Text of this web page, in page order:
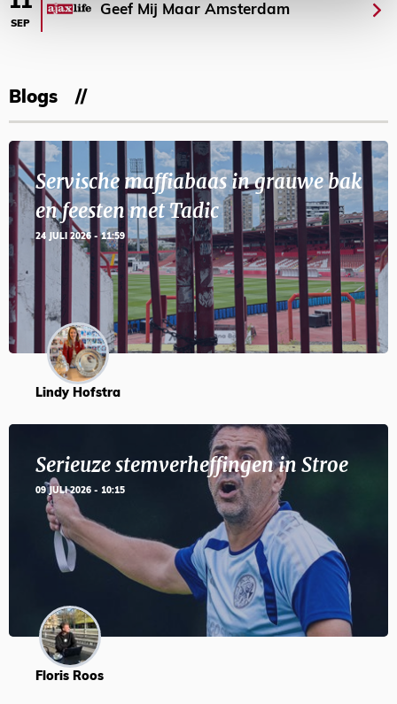
SEP
Geef Mij Maar Amsterdam
Blogs
Servische maffiabaas in grauwe bak
en feesten met Tadic
24 JULI 2026 - 11:59
Lindy Hofstra
Serieuze stemverheffingen in Stroe
09 JULI 2026 - 10:15
Floris Roos